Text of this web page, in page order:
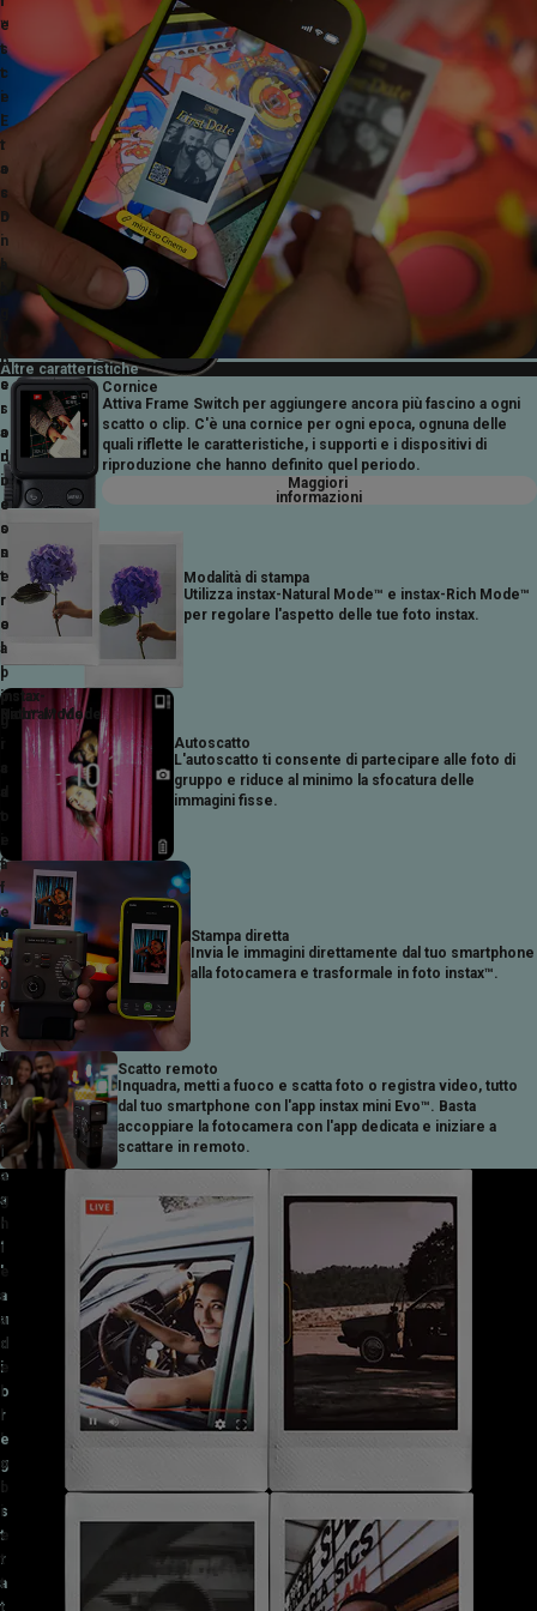
e
t
t
i
E
r
a
s
D
i
a
o
s
s
o
n
o
e
s
s
e
r
e
a
p
p
a
i
t
u
o
i
f
i
l
m
a
t
i
e
a
l
'
a
u
d
i
o
r
e
g
i
s
t
r
a
™
s
c
e
t
o
c
o
n
l
i
e
r
a
d
i
c
o
n
t
r
o
l
l
o
f
f
e
t
t
o
.
R
u
o
t
a
l
a
g
i
e
r
a
d
e
l
l
'
o
b
i
e
t
t
Altre caratteristiche
Cornice
Attiva Frame Switch per aggiungere ancora più fascino a ogni
scatto o clip. C'è una cornice per ogni epoca, ognuna delle
quali riflette le caratteristiche, i supporti e i dispositivi di
riproduzione che hanno definito quel periodo.
Maggiori
informazioni
instax-
Natural™ Mode
instax-
Rich™ Mode
Modalità di stampa
Utilizza instax-Natural Mode™ e instax-Rich Mode™
per regolare l'aspetto delle tue foto instax.
Autoscatto
L'autoscatto ti consente di partecipare alle foto di
gruppo e riduce al minimo la sfocatura delle
immagini fisse.
Stampa diretta
Invia le immagini direttamente dal tuo smartphone
alla fotocamera e trasformale in foto instax™.
Scatto remoto
Inquadra, metti a fuoco e scatta foto o registra video, tutto
dal tuo smartphone con l'app instax mini Evo™. Basta
accoppiare la fotocamera con l'app dedicata e iniziare a
scattare in remoto.